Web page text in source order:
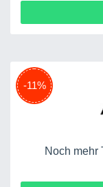
-11%
Noch mehr